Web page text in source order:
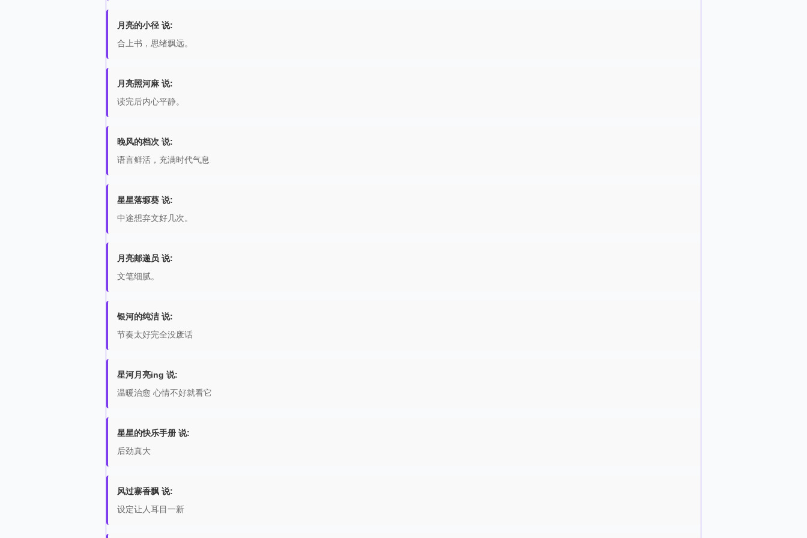
月亮的小径 说:
合上书，思绪飘远。
月亮照河麻 说:
读完后内心平静。
晚风的档次 说:
语言鲜活，充满时代气息
星星落塬葵 说:
中途想弃文好几次。
月亮邮递员 说:
文笔细腻。
银河的纯洁 说:
节奏太好完全没废话
星河月亮ing 说:
温暖治愈 心情不好就看它
星星的快乐手册 说:
后劲真大
风过寨香飘 说:
设定让人耳目一新